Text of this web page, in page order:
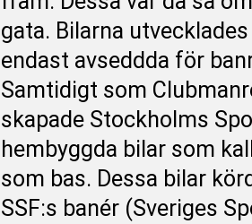
gata. Bilarna
endast avseddda för
Samtidigt som
skapade Stockholms
hembyggda bilar som
som bas. Dessa bilar
SSF:s banér (Sveriges